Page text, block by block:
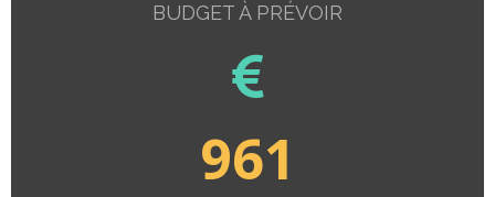
BUDGET À PRÉVOIR
961